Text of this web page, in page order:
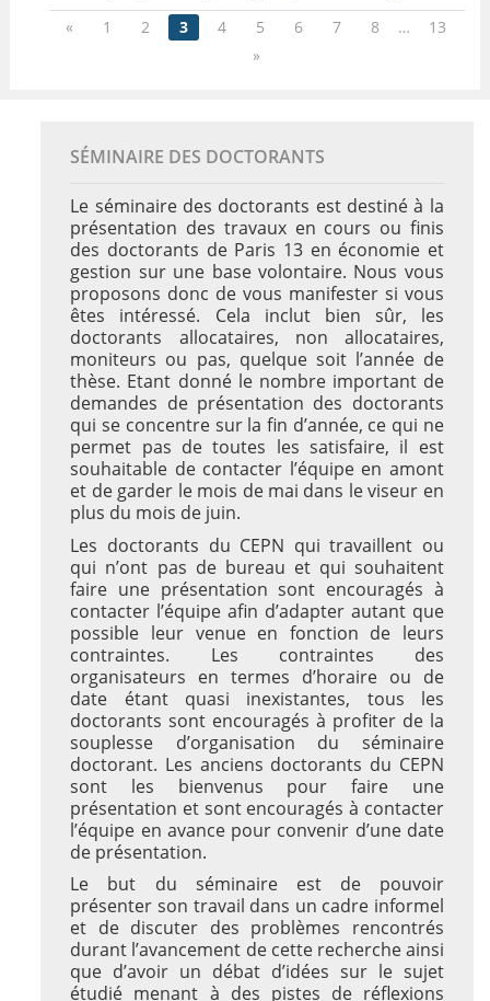
« 1 2 3 4 5 6 7 8 …
13
»
SÉMINAIRE DES DOCTORANTS
Le séminaire des doctorants est destiné à la
présentation des travaux en cours ou finis
des doctorants de Paris 13 en économie et
gestion sur une base volontaire. Nous vous
proposons donc de vous manifester si vous
êtes intéressé. Cela inclut bien sûr, les
doctorants allocataires, non allocataires,
moniteurs ou pas, quelque soit l’année de
thèse. Etant donné le nombre important de
demandes de présentation des doctorants
qui se concentre sur la fin d’année, ce qui ne
permet pas de toutes les satisfaire, il est
souhaitable de contacter l’équipe en amont
et de garder le mois de mai dans le viseur en
plus du mois de juin.
Les doctorants du CEPN qui travaillent ou
qui n’ont pas de bureau et qui souhaitent
faire une présentation sont encouragés à
contacter l’équipe afin d’adapter autant que
possible leur venue en fonction de leurs
contraintes. Les contraintes des
organisateurs en termes d’horaire ou de
date étant quasi inexistantes, tous les
doctorants sont encouragés à profiter de la
souplesse d’organisation du séminaire
doctorant. Les anciens doctorants du CEPN
sont les bienvenus pour faire une
présentation et sont encouragés à contacter
l’équipe en avance pour convenir d’une date
de présentation.
Le but du séminaire est de pouvoir
présenter son travail dans un cadre informel
et de discuter des problèmes rencontrés
durant l’avancement de cette recherche ainsi
que d’avoir un débat d’idées sur le sujet
étudié menant à des pistes de réflexions